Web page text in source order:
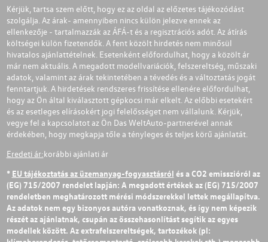
Kérjük, tartsa szem előtt, hogy ez az oldal az előzetes tájékozódást
szolgálja. Az árak- amennyiben nincs külön jelezve ennek az
ellenkezője - tartalmazzák az ÁFÁ-t és a regisztrációs adót. Az átírás
költségei külön fizetendők. A fent közölt hirdetés nem minősül
hivatalos ajánlattételnek. Esetenként előfordulhat, hogy a közölt ár
már nem aktuális. A megadott modellvariációk, felszereltség, műszaki
adatok, valamint az árak tekintetében a tévedés és a változtatás jogát
fenntartjuk. A hirdetések rendszeres frissítése ellenére előfordulhat,
hogy az Ön által kiválasztott gépkocsi már elkelt. Az előbbi esetekért
és az esetleges elírásokért jogi felelősséget nem vállalunk. Kérjük,
vegye fel a kapcsolatot az Ön Das WeltAuto-partnerével annak
érdekében, hogy megkapja tőle a tényleges és teljes körű ajánlatát.
Eredeti ár:korábbi ajánlati ár
* EU tájékoztatás az üzemanyag-fogyasztásról és a CO2 emisszióról az
(EG) 715/2007 rendelet lapján: A megadott értékek az (EG) 715/2007
rendeletben meghatározott mérési módszerekkel lettek megállapítva.
Az adatok nem egy bizonyos autóra vonatkoznak, és így nem képezik
részét az ajánlatnak, csupán az összehasonlítást segítik az egyes
modellek között. Az extrafelszereltségek, tartozékok (pl: